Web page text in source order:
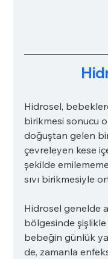
Hidrosel,
birikmesi sonucu
doğuştan gelen
çevreleyen kese
şekilde
sıvı birikmesiyle
Hidrosel genelde
bölgesinde
bebeğin günlük
de, zamanla